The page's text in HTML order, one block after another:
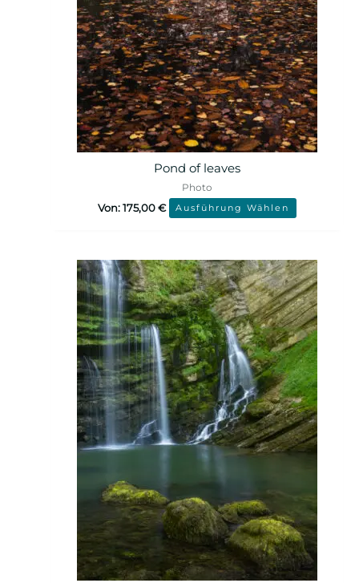
Pond of leaves
Photo
Von:175,00€ Ausführung Wählen